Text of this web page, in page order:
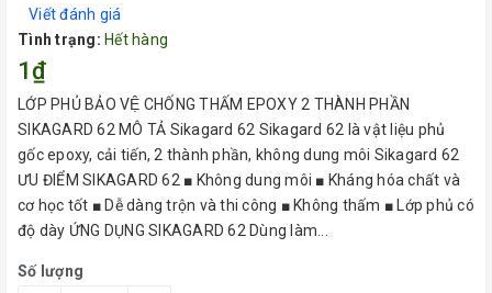
Viết đánh giá
Tình trạng: Hết hàng
1₫
LỚP PHỦ BẢO VỆ CHỐNG THẤM EPOXY 2 THÀNH PHẦN
SIKAGARD 62 MÔ TẢ Sikagard 62 Sikagard 62 là vật liệu phủ
gốc epoxy, cải tiến, 2 thành phần, không dung môi Sikagard 62
ƯU ĐIỂM SIKAGARD 62 ■ Không dung môi ■ Kháng hóa chất và
cơ học tốt ■ Dễ dàng trộn và thi công ■ Không thấm ■ Lớp phủ có
độ dày ỨNG DỤNG SIKAGARD 62 Dùng làm...
Số lượng